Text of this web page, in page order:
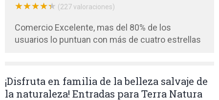
★★★★★
★★★★★ (227 valoraciones)
Comercio Excelente, mas del 80% de los
usuarios lo puntuan con más de cuatro estrellas
¡Disfruta en familia de la belleza salvaje de
la naturaleza! Entradas para Terra Natura